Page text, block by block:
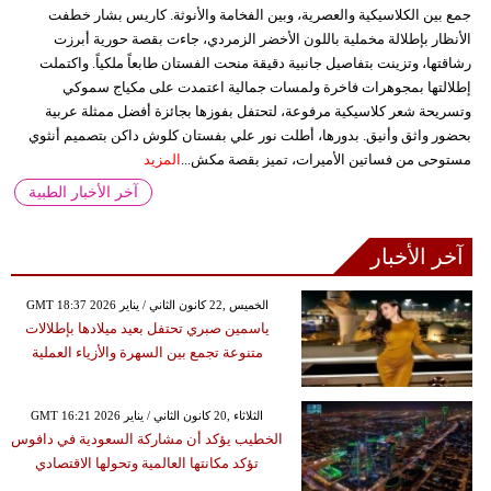
جمع بين الكلاسيكية والعصرية، وبين الفخامة والأنوثة. كاريس بشار خطفت
الأنظار بإطلالة مخملية باللون الأخضر الزمردي، جاءت بقصة حورية أبرزت
رشاقتها، وتزينت بتفاصيل جانبية دقيقة منحت الفستان طابعاً ملكياً. واكتملت
إطلالتها بمجوهرات فاخرة ولمسات جمالية اعتمدت على مكياج سموكي
وتسريحة شعر كلاسيكية مرفوعة، لتحتفل بفوزها بجائزة أفضل ممثلة عربية
بحضور واثق وأنيق. بدورها، أطلت نور علي بفستان كلوش داكن بتصميم أنثوي
مستوحى من فساتين الأميرات، تميز بقصة مكش... المزيد
آخر الأخبار الطبية
آخر الأخبار
GMT 18:37 2026 الخميس ,22 كانون الثاني / يناير
ياسمين صبري تحتفل بعيد ميلادها بإطلالات
متنوعة تجمع بين السهرة والأزياء العملية
GMT 16:21 2026 الثلاثاء ,20 كانون الثاني / يناير
الخطيب يؤكد أن مشاركة السعودية في دافوس
تؤكد مكانتها العالمية وتحولها الاقتصادي